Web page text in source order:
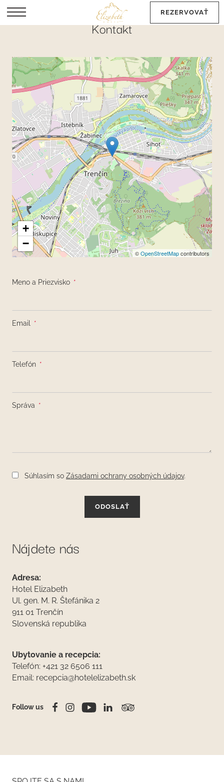
REZERVOVAŤ
Kontakt
+
−
©OpenStreetMapcontributors
Meno a Priezvisko *
Email *
Telefón *
Správa *
Súhlasím so Zásadami ochrany osobných údajov.
ODOSLAŤ
Nájdete nás
Adresa:
Hotel Elizabeth
Ul. gen. M. R. Štefánika 2
911 01 Trenčín
Slovenská republika
Ubytovanie a recepcia:
Telefón: +421 32 6506 111
Email: recepcia@hotelelizabeth.sk
Follow us